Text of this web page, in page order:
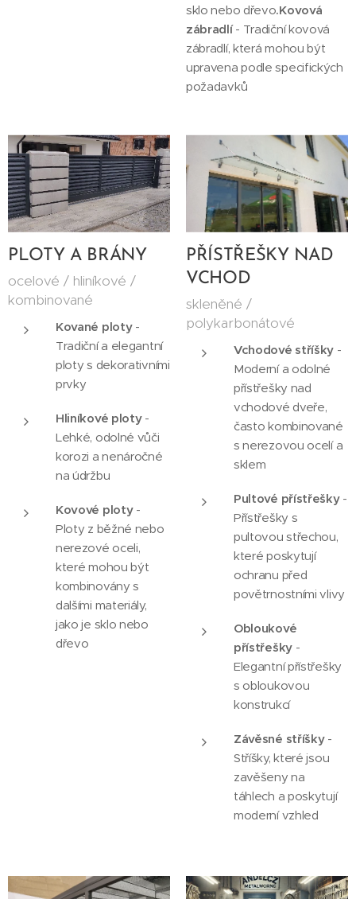
sklo nebo dřevo.Kovová
zábradlí- Tradiční kovová
zábradlí, která mohou být
upravena podle specifických
požadavků
PLOTY A BRÁNY
ocelové / hliníkové /
kombinované
Kované ploty-
Tradiční a elegantní
ploty s dekorativními
prvky
Hliníkové ploty-
Lehké, odolné vůči
korozi a nenáročné
na údržbu
Kovové ploty-
Ploty z běžné nebo
nerezové oceli,
které mohou být
kombinovány s
dalšími materiály,
jako je sklo nebo
dřevo
PŘÍSTŘEŠKY NAD
VCHOD
skleněné /
polykarbonátové
Vchodové stříšky -
Moderní a odolné
přístřešky nad
vchodové dveře,
často kombinované
s nerezovou ocelí a
sklem
Pultové přístřešky-
Přístřešky s
pultovou střechou,
které poskytují
ochranu před
povětrnostními vlivy
Obloukové
přístřešky-
Elegantní přístřešky
s obloukovou
konstrukcí
Závěsné stříšky-
Stříšky, které jsou
zavěšeny na
táhlech a poskytují
moderní vzhled